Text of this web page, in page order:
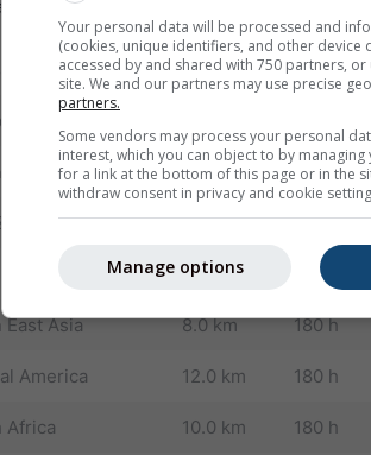
como locais) e melhora
Europe 4.0 km 72 h
30.0 km 180 h
8.0 km 180 h
10.0 km 180 h
East Asia 8.0 km 180 h
America 12.0 km 180 h
Africa 10.0 km 180 h
Your personal data will be processed and
(cookies, unique identifiers, and other device
accessed by and shared with 750 partners,
site. We and our partners may use precise
partners.
Some vendors may process your personal
interest, which you can object to by
for a link at the bottom of this page or in the
withdraw consent in privacy and cookie
Manage options